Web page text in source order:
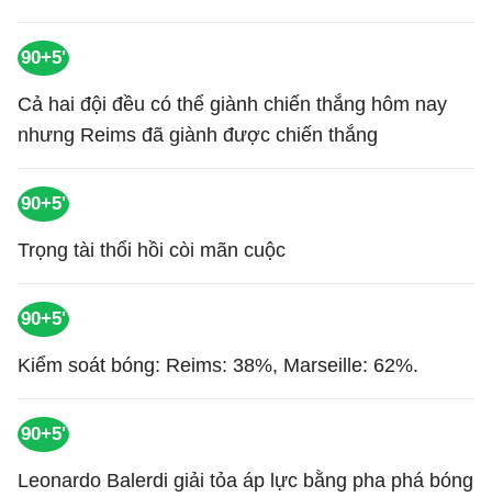
90+5'
Cả hai đội đều có thể giành chiến thắng hôm nay
nhưng Reims đã giành được chiến thắng
90+5'
Trọng tài thổi hồi còi mãn cuộc
90+5'
Kiểm soát bóng: Reims: 38%, Marseille: 62%.
90+5'
Leonardo Balerdi giải tỏa áp lực bằng pha phá bóng